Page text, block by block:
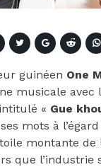
guinéen One
musicale avec
« Gue
mots à
montante
que l’industrie